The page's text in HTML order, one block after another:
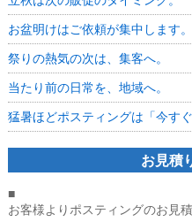
お盆明けはご依頼が集中します。
祭りの熱気の次は、集客へ。
当たり前の日常を、地域へ。
猛暑ほどポスティングは「今す
お見積
■
お客様よりポスティングのお見